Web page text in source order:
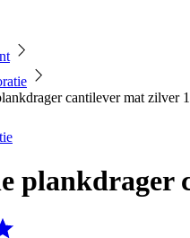
cantilever mat zilver
plankdrager